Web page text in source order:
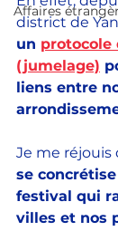
Affaires
district de
un protocole
(jumelage)
liens entre
Je me réjouis
se
festival qui
villes et nos